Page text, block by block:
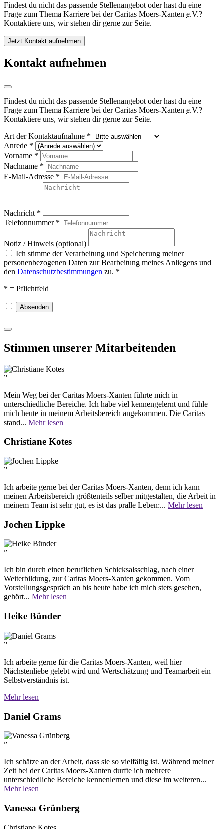
Findest du nicht das passende Stellenangebot oder hast du eine
Frage zum Thema Karriere bei der Caritas Moers-Xanten e.V.?
Kontaktiere uns, wir stehen dir gerne zur Seite.
Jetzt Kontakt aufnehmen
Kontakt aufnehmen
Findest du nicht das passende Stellenangebot oder hast du eine
Frage zum Thema Karriere bei der Caritas Moers-Xanten e.V.?
Kontaktiere uns, wir stehen dir gerne zur Seite.
Art der Kontaktaufnahme *
Anrede *
Vorname *
Nachname *
E-Mail-Adresse *
Nachricht *
Telefonnummer *
Notiz / Hinweis (optional)
Ich stimme der Verarbeitung und Speicherung meiner
personenbezogenen Daten zur Bearbeitung meines Anliegens und
den Datenschutzbestimmungen zu. *
* = Pflichtfeld
Absenden
Stimmen unserer Mitarbeitenden
”
Mein Weg bei der Caritas Moers-Xanten führte mich in
unterschiedliche Bereiche. Ich habe viel kennengelernt und fühle
mich heute in meinem Arbeitsbereich angekommen. Die Caritas
stand... Mehr lesen
Christiane Kotes
”
Ich arbeite gerne bei der Caritas Moers-Xanten, denn ich kann
meinen Arbeitsbereich größtenteils selber mitgestalten, die Arbeit in
meinem Team ist sehr gut, es ist das pralle Leben:... Mehr lesen
Jochen Lippke
”
Ich bin durch einen beruflichen Schicksalsschlag, nach einer
Weiterbildung, zur Caritas Moers-Xanten gekommen. Vom
Vorstellungsgespräch an bis heute habe ich mich stets gesehen,
gehört... Mehr lesen
Heike Bünder
”
Ich arbeite gerne für die Caritas Moers-Xanten, weil hier
Nächstenliebe gelebt wird und Wertschätzung und Teamarbeit ein
Selbstverständnis ist.
Mehr lesen
Daniel Grams
”
Ich schätze an der Arbeit, dass sie so vielfältig ist. Während meiner
Zeit bei der Caritas Moers-Xanten durfte ich mehrere
unterschiedliche Bereiche kennenlernen und diese im weiteren...
Mehr lesen
Vanessa Grünberg